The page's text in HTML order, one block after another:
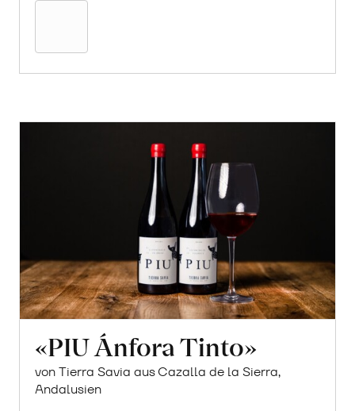
«PIU Ánfora Tinto»
von Tierra Savia aus Cazalla de la Sierra,
Andalusien